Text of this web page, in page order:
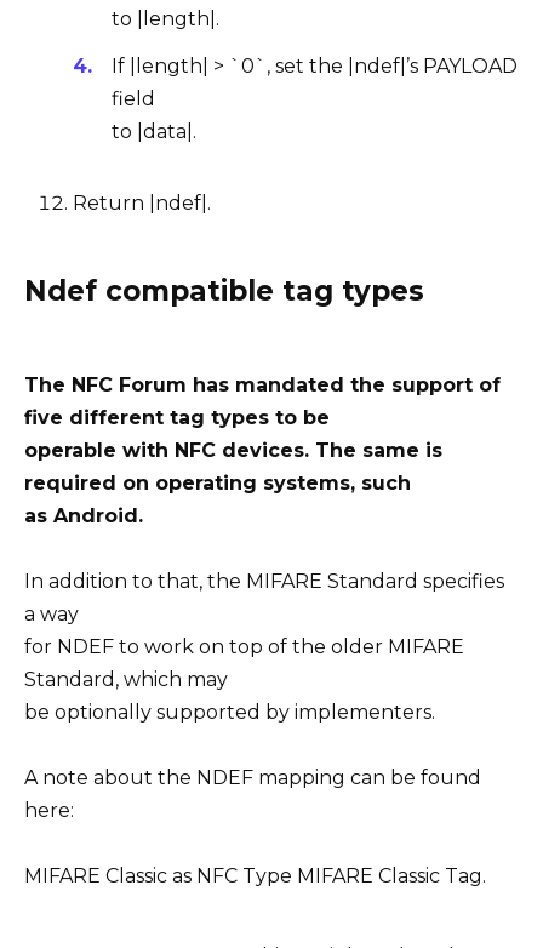
to |length|.
If |length| > `0`, set the |ndef|’s PAYLOAD
field
to |data|.
Return |ndef|.
Ndef compatible tag types
The NFC Forum has mandated the support of
five different tag types to be
operable with NFC devices. The same is
required on operating systems, such
as Android.
In addition to that, the MIFARE Standard specifies
a way
for NDEF to work on top of the older MIFARE
Standard, which may
be optionally supported by implementers.
A note about the NDEF mapping can be found
here:
MIFARE Classic as NFC Type MIFARE Classic Tag.